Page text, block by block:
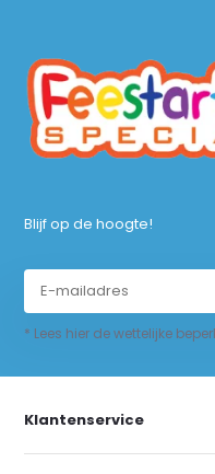
Blijf op de hoogte!
* Lees hier de wettelijke
Klantenservice